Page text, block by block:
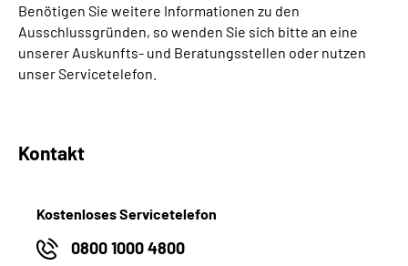
Benötigen Sie weitere Informationen zu den
Ausschlussgründen, so wenden Sie sich bitte an eine
unserer Auskunfts- und Beratungsstellen oder nutzen
unser Servicetelefon.
Kontakt
Kostenloses Servicetelefon
0800 1000 4800